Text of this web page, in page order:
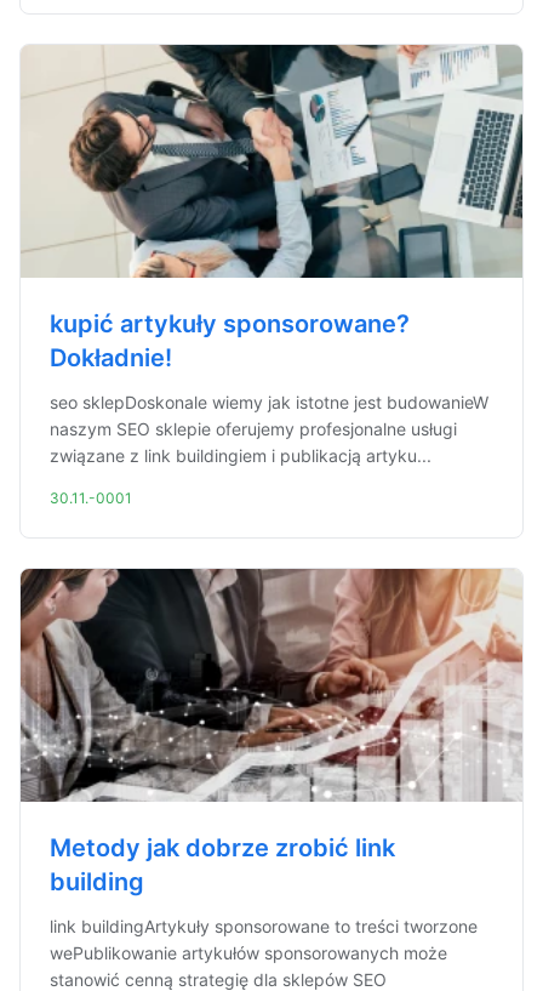
kupić artykuły sponsorowane?
Dokładnie!
seo sklepDoskonale wiemy jak istotne jest budowanieW
naszym SEO sklepie oferujemy profesjonalne usługi
związane z link buildingiem i publikacją artyku...
30.11.-0001
Metody jak dobrze zrobić link
building
link buildingArtykuły sponsorowane to treści tworzone
wePublikowanie artykułów sponsorowanych może
stanowić cenną strategię dla sklepów SEO